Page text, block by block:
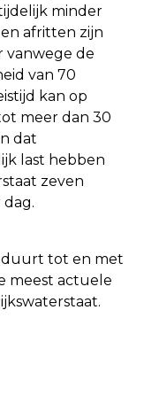
minder
afritten zijn
vanwege de
van 70
kan op
meer dan 30
dat
last hebben
zeven
duurt tot en met
meest actuele